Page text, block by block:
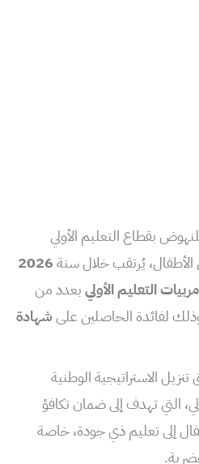
بقطاع التعليم الأولي
يُرتقب خلال سنة2026
التعليم الأوليبعدد من
لفائدة الحاصلين علىشهادة
الاستراتيجية الوطنية
التي تهدف إلى ضمان تكافؤ
إلى تعليم ذي جودة، خاصة